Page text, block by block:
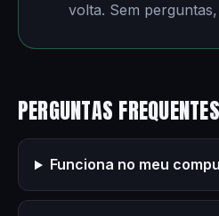
volta. Sem
PERGUNTAS FREQUENTES
Funciona no meu